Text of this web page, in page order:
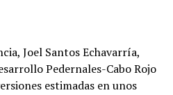
Joel Santos Echavarría,
Pedernales-Cabo Rojo
estimadas en unos